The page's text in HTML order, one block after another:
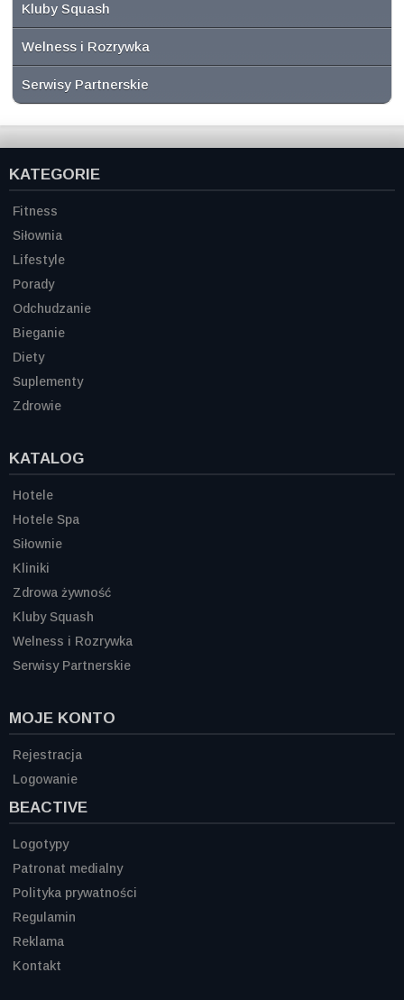
Kluby Squash
Welness i Rozrywka
Serwisy Partnerskie
KATEGORIE
Fitness
Siłownia
Lifestyle
Porady
Odchudzanie
Bieganie
Diety
Suplementy
Zdrowie
KATALOG
Hotele
Hotele Spa
Siłownie
Kliniki
Zdrowa żywność
Kluby Squash
Welness i Rozrywka
Serwisy Partnerskie
MOJE KONTO
Rejestracja
Logowanie
BEACTIVE
Logotypy
Patronat medialny
Polityka prywatności
Regulamin
Reklama
Kontakt